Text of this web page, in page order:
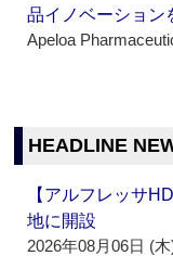
品イノベーション
Apeloa
HEADLINE
【アルフレッサ
地に開設
2026年08月06日 (木